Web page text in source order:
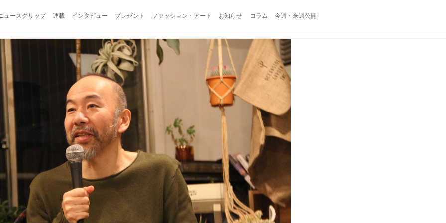
ュースクリップ 連載 インタビュー プレゼント ファッション・アート お知らせ コラム 今週・来週公開